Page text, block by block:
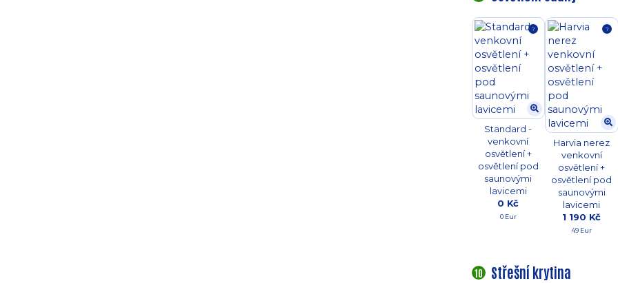
Standard -
venkovní
osvětlení +
osvětlení pod
saunovými
lavicemi
?
0 Kč
0 Eur
Harvia nerez
venkovní
osvětlení +
osvětlení pod
saunovými
lavicemi
?
1 190 Kč
49 Eur
10 Střešní krytina